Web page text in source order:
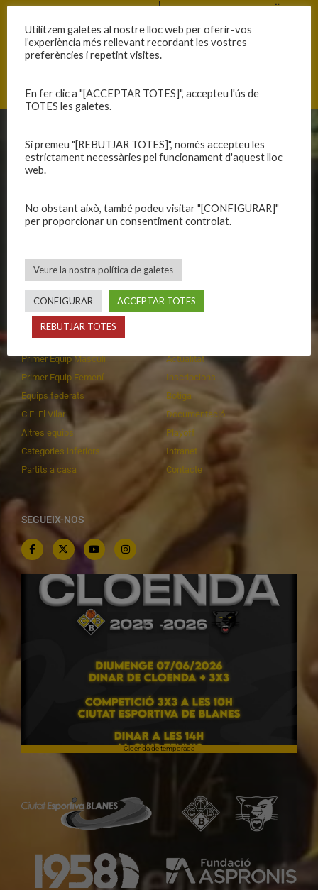
ANTERIOR
SOPAR DE NADAL DEL JÚNIOR B MASCULÍ
SEGÜENT
CLUB
Història
Publicacions
Avís legal
Política de galetes
Privadesa a les xarxes
EQUIPS
Equips masculins
Equips femenins
Escola
Patrocinadors
CALENDARIS
Primer Equip Masculí
Primer Equip Femení
Equips federats
C.E. El Vilar
Altres equips
Categories inferiors
Partits a casa
Actualitat
Inscripcions
Botiga
Documentació
Playoff
Intranet
Contacte
SEGUEIX-NOS
Cloenda de temporada
Utilitzem galetes al nostre lloc web per oferir-vos
l’experiència més rellevant recordant les vostres
preferències i repetint visites.
En fer clic a "[ACCEPTAR TOTES]", accepteu l'ús de
TOTES les galetes.
Si premeu "[REBUTJAR TOTES]", només accepteu les
estrictament necessàries pel funcionament d'aquest lloc
web.
No obstant això, també podeu visitar "[CONFIGURAR]"
per proporcionar un consentiment controlat.
Veure la nostra política de galetes
CONFIGURAR ACCEPTAR TOTES
REBUTJAR TOTES